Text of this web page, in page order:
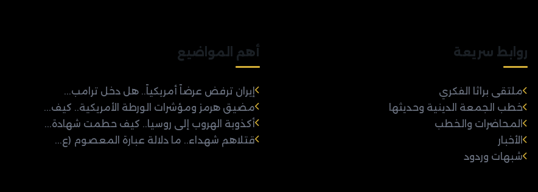
روابط سريعة
ملتقى براثا الفكري
خطب الجمعة الدينية وحديثها
المحاضرات والخطب
الأخبار
شبهات وردود
أهم المواضيع
إيران ترفض عرضاً أمريكياً.. هل دخل ترامب...
مضيق هرمز ومؤشرات الورطة الأمريكية.. كيف...
أكذوبة الهروب إلى روسيا.. كيف حطمت شهادة...
قتلاهم شهداء.. ما دلالة عبارة المعصوم (ع...